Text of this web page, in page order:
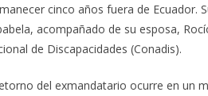
cinco años fuera de Ecuador.
acompañado de su esposa,
de Discapacidades (Conadis).
del exmandatario ocurre en un